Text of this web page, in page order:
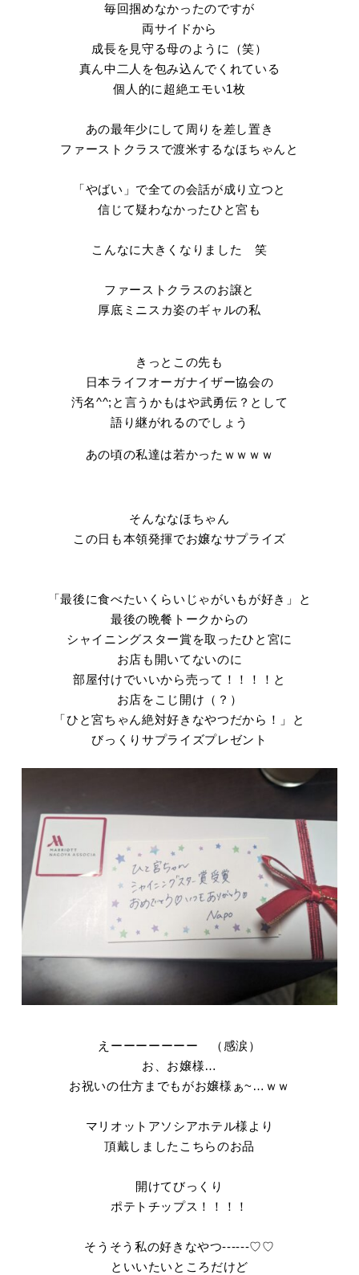
毎回掴めなかったのですが
両サイドから
成長を見守る母のように（笑）
真ん中二人を包み込んでくれている
個人的に超絶エモい1枚
あの最年少にして周りを差し置き
ファーストクラスで渡米するなほちゃんと
「やばい」で全ての会話が成り立つと
信じて疑わなかったひと宮も
こんなに大きくなりました 笑
ファーストクラスのお譲と
厚底ミニスカ姿のギャルの私
きっとこの先も
日本ライフオーガナイザー協会の
汚名^^;と言うかもはや武勇伝？として
語り継がれるのでしょう
あの頃の私達は若かったｗｗｗｗ
そんななほちゃん
この日も本領発揮でお嬢なサプライズ
「最後に食べたいくらいじゃがいもが好き」と
最後の晩餐トークからの
シャイニングスター賞を取ったひと宮に
お店も開いてないのに
部屋付けでいいから売って！！！！と
お店をこじ開け（？）
「ひと宮ちゃん絶対好きなやつだから！」と
びっくりサプライズプレゼント
えーーーーーーー （感涙）
お、お嬢様…
お祝いの仕方までもがお嬢様ぁ~…ｗｗ
マリオットアソシアホテル様より
頂戴しましたこちらのお品
開けてびっくり
ポテトチップス！！！！
そうそう私の好きなやつ------♡♡
といいたいところだけど